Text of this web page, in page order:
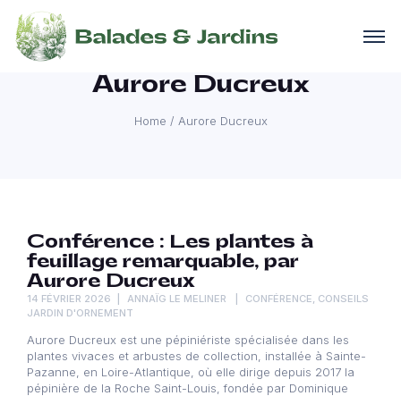
Aurore Ducreux
Home / Aurore Ducreux
Conférence : Les plantes à
feuillage remarquable, par
Aurore Ducreux
14 FÉVRIER 2026 ANNAÏG LE MELINER CONFÉRENCE, CONSEILS
JARDIN D'ORNEMENT
Aurore Ducreux est une pépiniériste spécialisée dans les
plantes vivaces et arbustes de collection, installée à Sainte-
Pazanne, en Loire-Atlantique, où elle dirige depuis 2017 la
pépinière de la Roche Saint-Louis, fondée par Dominique